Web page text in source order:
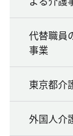
代替職員
事業
東京都介
外国人介